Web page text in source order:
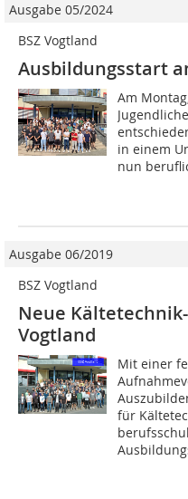
Ausgabe 05/2024
BSZ Vogtland
Ausbildungsstart
Am
in einem
nun
Ausgabe 06/2019
BSZ Vogtland
Neue
Vogtland
Mit einer
für